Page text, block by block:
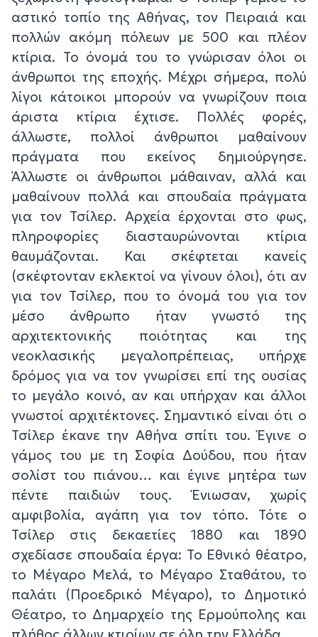
αστικό τοπίο της Αθήνας, τον Πειραιά και
πολλών ακόμη πόλεων με 500 και πλέον
κτίρια. Το όνομά του το γνώρισαν όλοι οι
άνθρωποι της εποχής. Μέχρι σήμερα, πολύ
λίγοι κάτοικοι μπορούν να γνωρίζουν ποια
άριστα κτίρια έχτισε. Πολλές φορές,
άλλωστε, πολλοί άνθρωποι μαθαίνουν
πράγματα που εκείνος δημιούργησε.
Άλλωστε οι άνθρωποι μάθαιναν, αλλά και
μαθαίνουν πολλά και σπουδαία πράγματα
για τον Τσίλερ. Αρχεία έρχονται στο φως,
πληροφορίες διασταυρώνονται κτίρια
θαυμάζονται. Και σκέφτεται κανείς
(σκέφτονταν εκλεκτοί να γίνουν όλοι), ότι αν
για τον Τσίλερ, που το όνομά του για τον
μέσο άνθρωπο ήταν γνωστό της
αρχιτεκτονικής ποιότητας και της
νεοκλασικής μεγαλοπρέπειας, υπήρχε
δρόμος για να τον γνωρίσει επί της ουσίας
το μεγάλο κοινό, αν και υπήρχαν και άλλοι
γνωστοί αρχιτέκτονες. Σημαντικό είναι ότι ο
Τσίλερ έκανε την Αθήνα σπίτι του. Έγινε ο
γάμος του με τη Σοφία Δούδου, που ήταν
σολίστ του πιάνου… και έγινε μητέρα των
πέντε παιδιών τους. Ένιωσαν, χωρίς
αμφιβολία, αγάπη για τον τόπο. Τότε ο
Τσίλερ στις δεκαετίες 1880 και 1890
σχεδίασε σπουδαία έργα: Το Εθνικό θέατρο,
το Μέγαρο Μελά, το Μέγαρο Σταθάτου, το
παλάτι (Προεδρικό Μέγαρο), το Δημοτικό
Θέατρο, το Δημαρχείο της Ερμούπολης και